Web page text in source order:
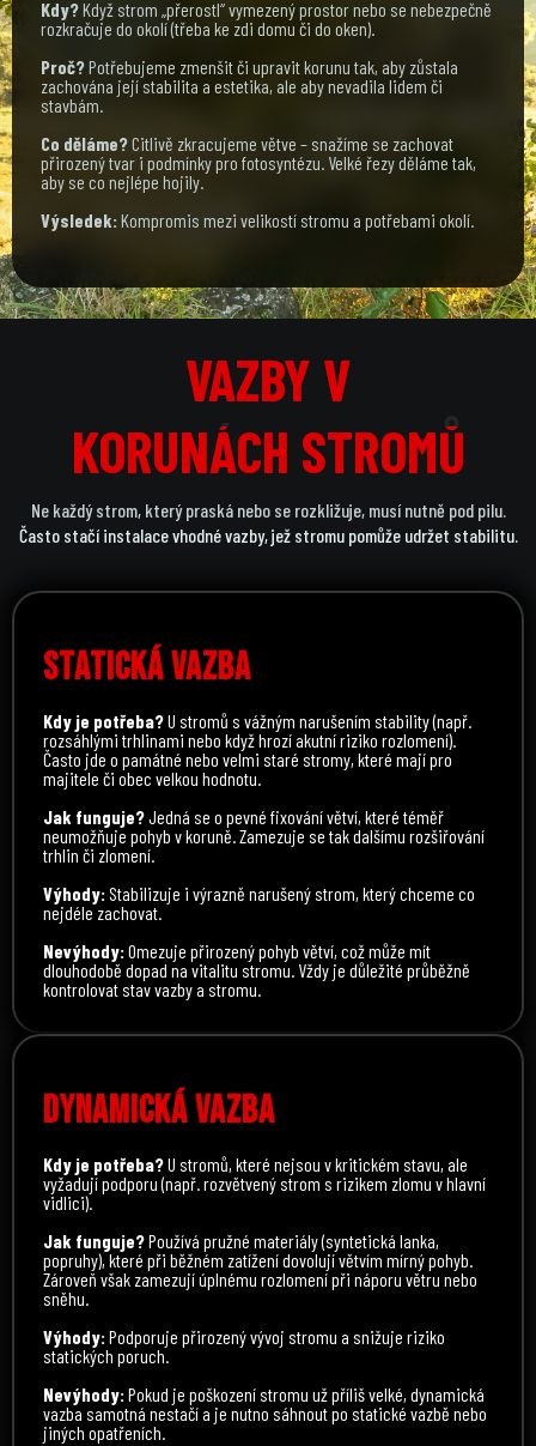
Kdy?Když strom „přerostl“ vymezený prostor nebo se nebezpečně
rozkračuje do okolí (třeba ke zdi domu či do oken).
Proč?Potřebujeme zmenšit či upravit korunu tak, aby zůstala
zachována její stabilita a estetika, ale aby nevadila lidem či
stavbám.
Co děláme?Citlivě zkracujeme větve – snažíme se zachovat
přirozený tvar i podmínky pro fotosyntézu. Velké řezy děláme tak,
aby se co nejlépe hojily.
Výsledek: Kompromis mezi velikostí stromu a potřebami okolí.
VAZBY V
VAZBY V
KORUNÁCH STROMŮ
KORUNÁCH STROMŮ
Ne každý strom, který praská nebo se rozkližuje, musí nutně pod pilu.
Často stačí instalace vhodné vazby, jež stromu pomůže udržet stabilitu.
STATICKÁ VAZBA
Kdy je potřeba?U stromů s vážným narušením stability (např.
rozsáhlými trhlinami nebo když hrozí akutní riziko rozlomení).
Často jde o památné nebo velmi staré stromy, které mají pro
majitele či obec velkou hodnotu.
Jak funguje?Jedná se o pevné fixování větví, které téměř
neumožňuje pohyb v koruně. Zamezuje se tak dalšímu rozšiřování
trhlin či zlomení.
Výhody:Stabilizuje i výrazně narušený strom, který chceme co
nejdéle zachovat.
Nevýhody:Omezuje přirozený pohyb větví, což může mít
dlouhodobě dopad na vitalitu stromu. Vždy je důležité průběžně
kontrolovat stav vazby a stromu.
DYNAMICKÁ VAZBA
Kdy je potřeba?U stromů, které nejsou v kritickém stavu, ale
vyžadují podporu (např. rozvětvený strom s rizikem zlomu v hlavní
vidlici).
Jak funguje?Používá pružné materiály (syntetická lanka,
popruhy), které při běžném zatížení dovolují větvím mírný pohyb.
Zároveň však zamezují úplnému rozlomení při náporu větru nebo
sněhu.
Výhody:Podporuje přirozený vývoj stromu a snižuje riziko
statických poruch.
Nevýhody:Pokud je poškození stromu už příliš velké, dynamická
vazba samotná nestačí a je nutno sáhnout po statické vazbě nebo
jiných opatřeních.